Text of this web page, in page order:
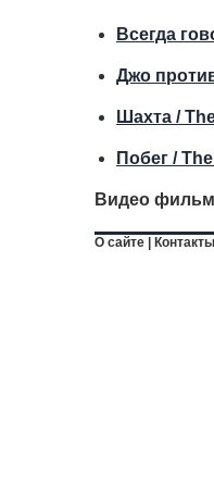
Всегда
Джо
Шахта /
Побег /
Видео
О сайте Контакты